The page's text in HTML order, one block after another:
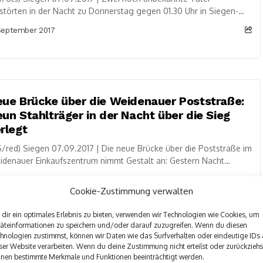
Cookie-Zustimmung verwalten
dir ein optimales Erlebnis zu bieten, verwenden wir Technologien wie Cookies, um
zu speichern und/oder darauf zuzugreifen. Wenn du diesen
zustimmst, können wir Daten wie das Surfverhalten oder eindeutige IDs
Website verarbeiten. Wenn du deine Zustimmung nicht erteilst oder
bestimmte Merkmale und Funktionen beeinträchtigt werden.
in der Nacht zu Donnerstag gegen 01.30 Uhr in Siegen-
2017
Brücke über die Weidenauer Poststraße:
Stahlträger in der Nacht über die Sieg
red) Siegen 07.09.2017 | Die neue Brücke über die Poststraße im
Einkaufszentrum nimmt Gestalt an: Gestern Nacht
5er-BMW mit Kennzeichen SI-RS 65